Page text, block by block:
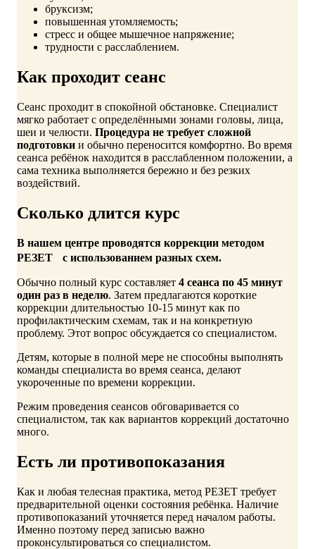
бруксизм;
повышенная утомляемость;
стресс и общее мышечное напряжение;
трудности с расслаблением.
Как проходит сеанс
Сеанс проходит в спокойной обстановке. Специалист
мягко работает с определёнными зонами головы, лица,
шеи и челюсти. Процедура не требует сложной
подготовки и обычно переносится комфортно. Во время
сеанса ребёнок находится в расслабленном положении, а
сама техника выполняется бережно и без резких
воздействий.
Сколько длится курс
В нашем центре проводятся коррекции методом
РЕЗЕТ с использованием разных схем.
Обычно полный курс составляет 4 сеанса по 45 минут
один раз в неделю. Затем предлагаются короткие
коррекции длительностью 10-15 минут как по
профилактическим схемам, так и на конкретную
проблему. Этот вопрос обсуждается со специалистом.
Детям, которые в полной мере не способны выполнять
команды специалиста во время сеанса, делают
укороченные по времени коррекции.
Режим проведения сеансов обговаривается со
специалистом, так как вариантов коррекций достаточно
много.
Есть ли противопоказания
Как и любая телесная практика, метод РЕЗЕТ требует
предварительной оценки состояния ребёнка. Наличие
противопоказаний уточняется перед началом работы.
Именно поэтому перед записью важно
проконсультироваться со специалистом.